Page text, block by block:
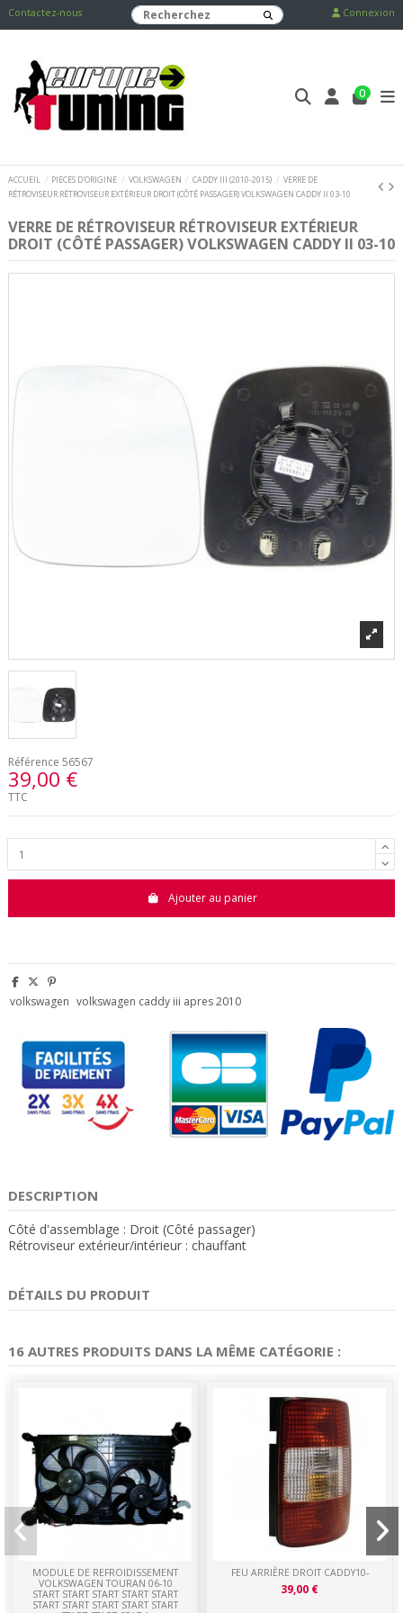
Contactez-nous Connexion
0
ACCUEIL PIECES D'ORIGINE VOLKSWAGEN CADDY III (2010-2015)
VERRE DE
RÉTROVISEUR RÉTROVISEUR EXTÉRIEUR DROIT (CÔTÉ PASSAGER) VOLKSWAGEN CADDY II 03-10
VERRE DE RÉTROVISEUR RÉTROVISEUR EXTÉRIEUR
DROIT (CÔTÉ PASSAGER) VOLKSWAGEN CADDY II 03-10
Référence 56567
39,00 €
TTC
Ajouter au panier
volkswagen volkswagen caddy iii apres 2010
DESCRIPTION
Côté d'assemblage : Droit (Côté passager)
Rétroviseur extérieur/intérieur : chauffant
DÉTAILS DU PRODUIT
16 AUTRES PRODUITS DANS LA MÊME CATÉGORIE :
MODULE DE REFROIDISSEMENT
VOLKSWAGEN TOURAN 06-10
START START START START START
START START START START START
FEU ARRIÈRE DROIT CADDY10-
39,00 €